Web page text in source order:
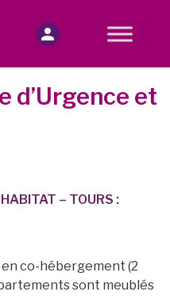
d’Urgence et
– TOURS :
co-hébergement (2
sont meublés